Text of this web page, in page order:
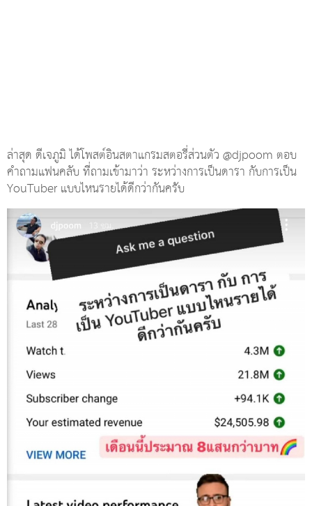
ล่าสุด ดีเจภูมิ ได้โพสต์อินสตาแกรมสตอรี่ส่วนตัว @djpoom ตอบ
คำถามแฟนคลับ ที่ถามเข้ามาว่า ระหว่างการเป็นดารา กับการเป็น
YouTuber แบบไหนรายได้ดีกว่ากันครับ